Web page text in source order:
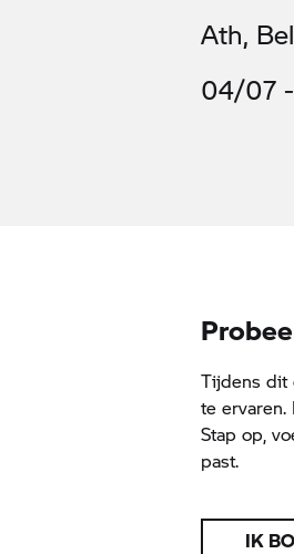
Ath,
04/07
Tijdens dit
te
Stap op,
past.
IK